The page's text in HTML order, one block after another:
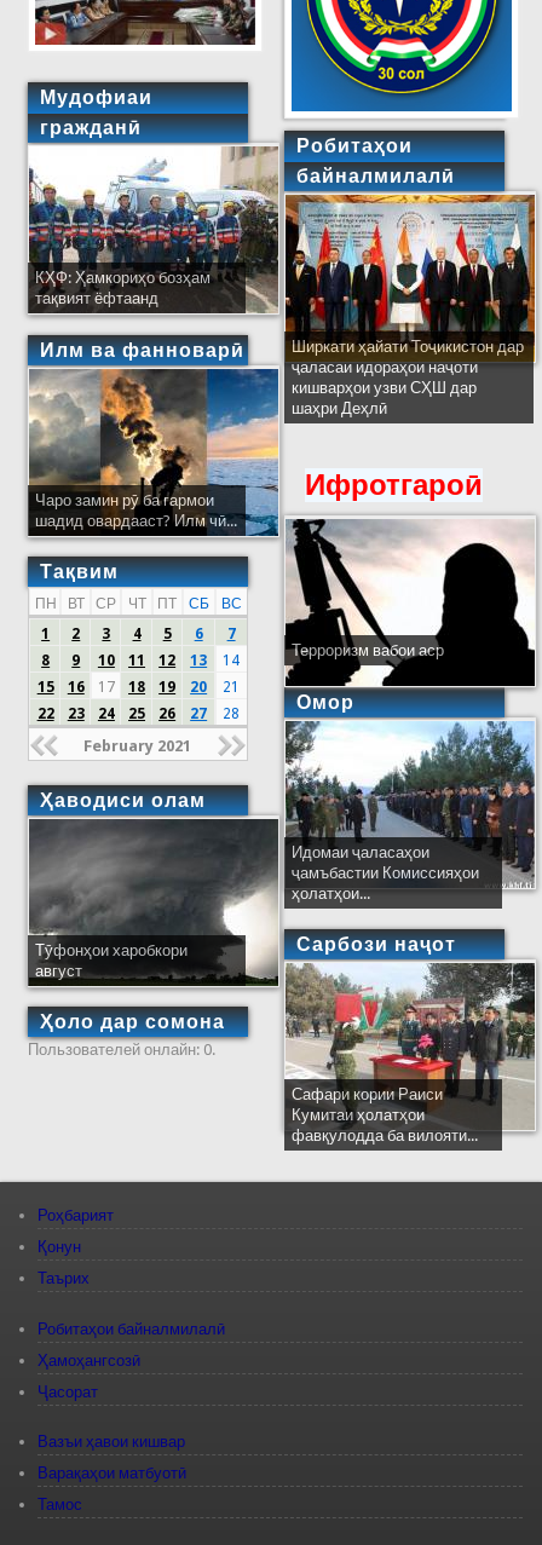
Мудофиаи
гражданӣ
КҲФ: Ҳамкориҳо бозҳам
тақвият ёфтаанд
Илм ва фанноварӣ
Чаро замин рӯ ба гармои
шадид овардааст? Илм чӣ...
Тақвим
ПН ВТ СР ЧТ ПТ СБ
ВС
1
2 3 4 5 6
7
8
9 10 11 12 13
14
15
16 17 18 19 20
21
22
23 24 25 26 27 28
February 2021
Ҳаводиси олам
Тӯфонҳои харобкори
август
Ҳоло дар сомона
Пользователей онлайн: 0.
Робитаҳои
байналмилалӣ
Ширкати ҳайати Тоҷикистон дар
ҷаласаи идораҳои наҷоти
кишварҳои узви СҲШ дар
шаҳри Деҳлӣ
Ифротгароӣ
Терроризм вабои аср
Омор
Идомаи ҷаласаҳои
ҷамъбастии Комиссияҳои
ҳолатҳои...
Сарбози наҷот
Сафари кории Раиси
Кумитаи ҳолатҳои
фавқулодда ба вилояти...
Роҳбарият
Қонун
Таърих
Робитаҳои байналмилалӣ
Ҳамоҳангсозӣ
Ҷасорат
Вазъи ҳавои кишвар
Варақаҳои матбуотӣ
Тамос